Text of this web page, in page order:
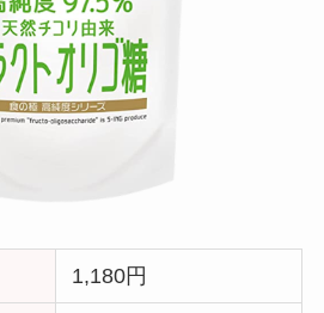
1,180円